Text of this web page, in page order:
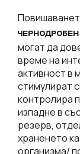
ЧЕРНОДРОБЕН
могат да
време на
активност в
стимулират
контролира
изпадне в
резерв,
храненето
организма/